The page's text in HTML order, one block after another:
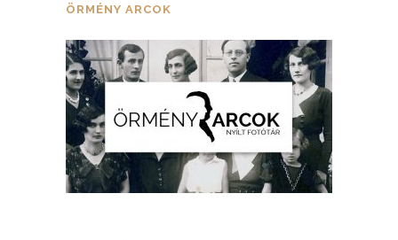
ÖRMÉNY ARCOK